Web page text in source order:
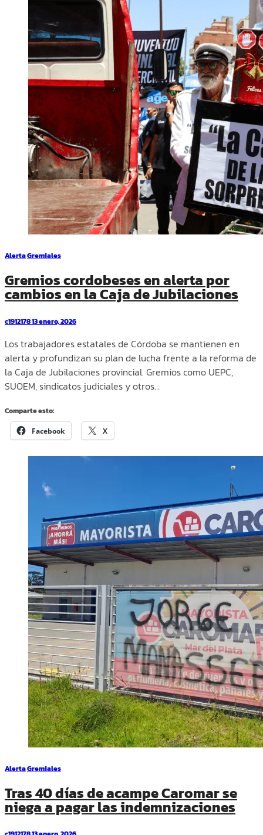
AlertaGremiales
Gremios cordobeses en alerta por
cambios en la Caja de Jubilaciones
c191217813 enero, 2026
Los trabajadores estatales de Córdoba se mantienen en
alerta y profundizan su plan de lucha frente a la reforma de
la Caja de Jubilaciones provincial. Gremios como UEPC,
SUOEM, sindicatos judiciales y otros…
Comparte esto:
Facebook X
AlertaGremiales
Tras 40 días de acampe Caromar se
niega a pagar las indemnizaciones